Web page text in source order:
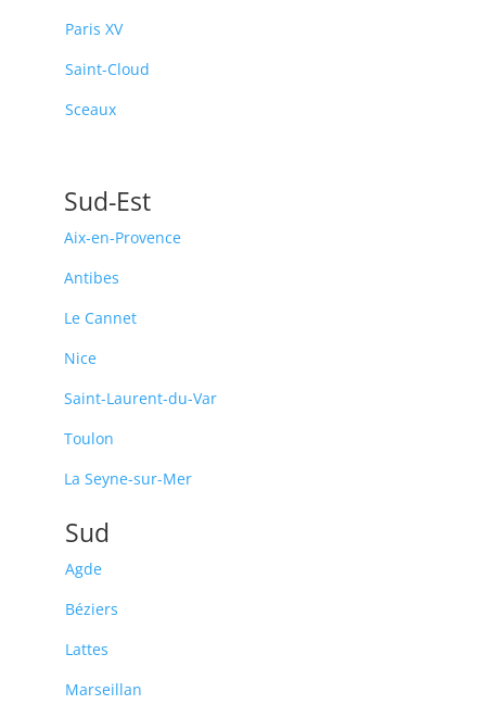
Paris XV
Saint-Cloud
Sceaux
Sud-Est
Aix-en-Provence
Antibes
Le Cannet
Nice
Saint-Laurent-du-Var
Toulon
La Seyne-sur-Mer
Sud
Agde
Béziers
Lattes
Marseillan